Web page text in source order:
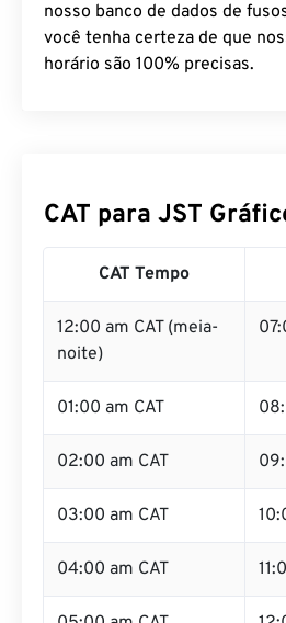
nosso banco de dados de
você tenha certeza de que
horário são 100% precisas.
CAT para JST
CAT Tempo
12:00 am CAT (meia-
noite)
01:00 am CAT
02:00 am CAT
03:00 am CAT
04:00 am CAT